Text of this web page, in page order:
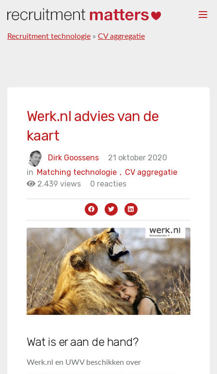
Recruitment technologie » CV aggregatie
Werk.nl advies van de
kaart
Dirk Goossens
21 oktober 2020
in
CV aggregatie
Matching technologie ,
2.439 views
0 reacties
Wat is er aan de hand?
Werk.nl en UWV beschikken over